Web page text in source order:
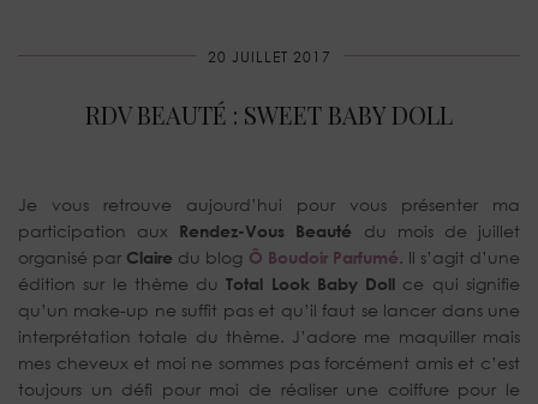
20 JUILLET 2017
RDV BEAUTÉ : SWEET BABY DOLL
Je vous retrouve aujourd’hui pour vous présenter ma
participation aux Rendez-Vous Beauté du mois de juillet
organisé par Claire du blog Ô Boudoir Parfumé. Il s’agit d’une
édition sur le thème duTotal Look Baby Doll ce qui signifie
qu’un make-up ne suffit pas et qu’il faut se lancer dans une
interprétation totale du thème. J’adore me maquiller mais
mes cheveux et moi ne sommes pas forcément amis et c’est
toujours un défi pour moi de réaliser une coiffure pour le